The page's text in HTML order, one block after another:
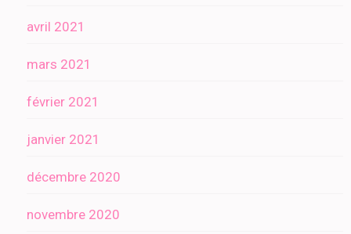
avril 2021
mars 2021
février 2021
janvier 2021
décembre 2020
novembre 2020